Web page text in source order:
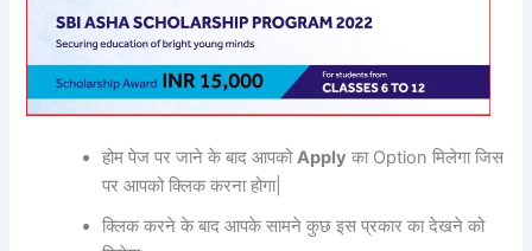
होम पेज पर जाने के बाद आपकोApply का Option मिलेगा जिस
पर आपको क्लिक करना होगा|
क्लिक करने के बाद आपके सामने कुछ इस प्रकार का देखने को